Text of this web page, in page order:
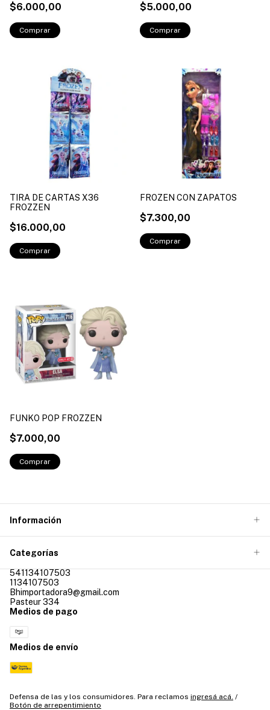
$6.000,00 $5.000,00
TIRA DE CARTAS X36
FROZZEN
$16.000,00
FROZEN CON ZAPATOS
$7.300,00
FUNKO POP FROZZEN
$7.000,00
Información
Categorías
541134107503
1134107503
Bhimportadora9@gmail.com
Pasteur 334
Medios de pago
Medios de envío
Defensa de las y los consumidores. Para reclamos ingresá acá. /
Botón de arrepentimiento